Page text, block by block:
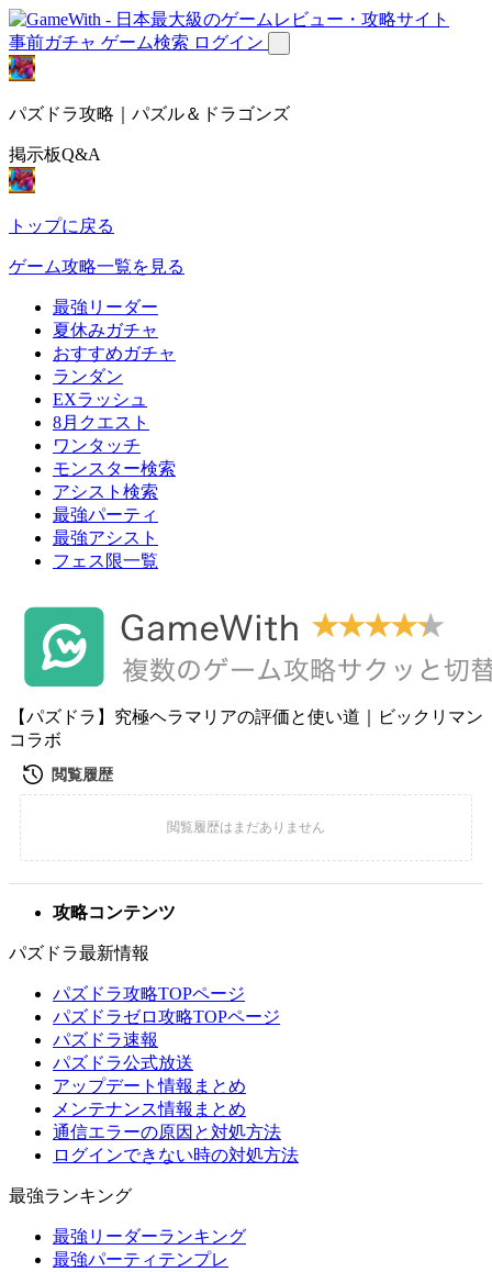
事前ガチャ ゲーム検索 ログイン
パズドラ攻略｜パズル＆ドラゴンズ
掲示板Q&A
トップに戻る
ゲーム攻略一覧を見る
最強リーダー
夏休みガチャ
おすすめガチャ
ランダン
EXラッシュ
8月クエスト
ワンタッチ
モンスター検索
アシスト検索
最強パーティ
最強アシスト
フェス限一覧
【パズドラ】究極ヘラマリアの評価と使い道｜ビックリマン
コラボ
攻略コンテンツ
パズドラ最新情報
パズドラ攻略TOPページ
パズドラゼロ攻略TOPページ
パズドラ速報
パズドラ公式放送
アップデート情報まとめ
メンテナンス情報まとめ
通信エラーの原因と対処方法
ログインできない時の対処方法
最強ランキング
最強リーダーランキング
最強パーティテンプレ